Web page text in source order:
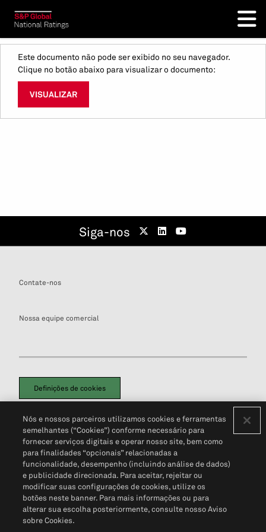
Este documento não pode ser exibido no seu navegador.
Clique no botão abaixo para visualizar o documento:
VISUALIZAR
Siga-nos
Contate-nos
Nossa equipe comercial
Definições de cookies
Política de PrivacidadePortal de privacidade do cliente (em inglês)
Não Venda Minhas Informações Pessoais© 2026 S&P Global
Nós e nossos parceiros utilizamos cookies e ferramentas
semelhantes (“Cookies”) conforme necessário para
fornecer serviços digitais e operar nosso site, bem como
para finalidades “opcionais” relacionadas a
funcionalidade, desempenho (incluindo análise de dados)
e publicidade direcionada. Para aceitar, rejeitar ou
modificar suas configurações de cookies, utilize os
botões neste banner. Para mais informações ou para
alterar sua escolha posteriormente, consulte nosso Aviso
sobre Cookies.